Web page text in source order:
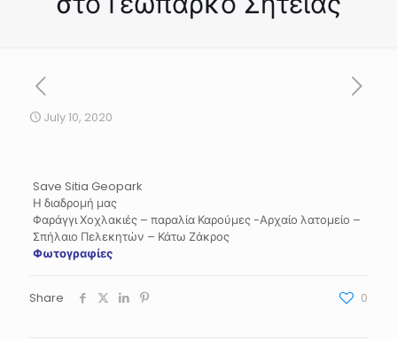
July 10, 2020
Save Sitia Geopark
Η διαδρομή μας
Φαράγγι Χοχλακιές – παραλία Καρούμες -Αρχαίο λατομείο –
Σπήλαιο Πελεκητών – Κάτω Ζάκρος
Φωτογραφίες
Share 0